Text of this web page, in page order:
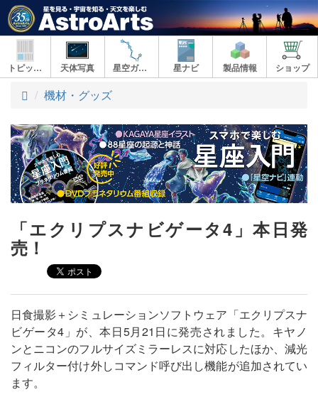
トピックス 天体写真 星空ガイド 星ナビ 製品情報 ショップ
ト
プ
機材・グッズ
「エクリプスナビゲータ4」本日発
売！
日食撮影＋シミュレーションソフトウェア「エクリプスナ
ビゲータ4」が、本日5月21日に発売されました。キヤノ
ンとニコンのフルサイズミラーレスに対応したほか、減光
フィルター付け外しコマンド呼び出し機能が追加されてい
ます。